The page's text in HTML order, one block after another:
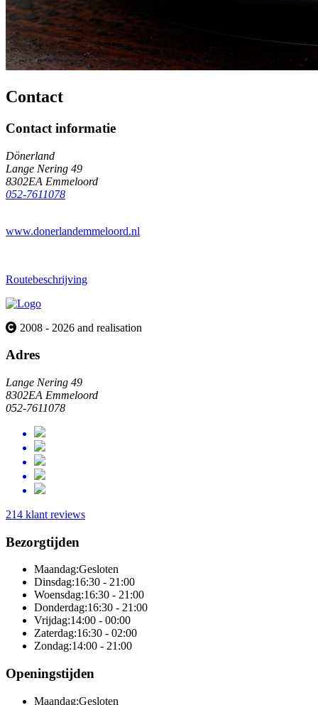
Contact
Contact informatie
Dönerland
Lange Nering 49
8302EA Emmeloord
052-7611078
www.donerlandemmeloord.nl
Routebeschrijving
2008 - 2026 and realisation
Adres
Lange Nering 49
8302EA Emmeloord
052-7611078
214 klant reviews
Bezorgtijden
Maandag:Gesloten
Dinsdag:16:30 - 21:00
Woensdag:16:30 - 21:00
Donderdag:16:30 - 21:00
Vrijdag:14:00 - 00:00
Zaterdag:16:30 - 02:00
Zondag:14:00 - 21:00
Openingstijden
Maandag:Gesloten